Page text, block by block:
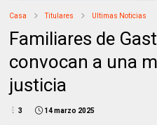
Casa Titulares Ultimas Noticias
Familiares de
convocan a una
justicia
3 14 marzo 2025